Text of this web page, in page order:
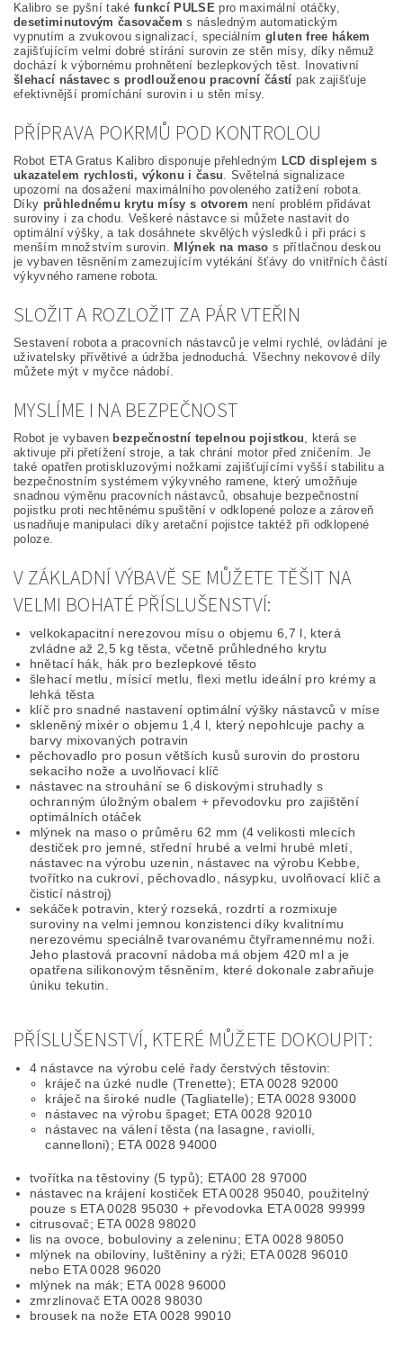
Kalibro se pyšní takéfunkcí PULSEpro maximální otáčky,
desetiminutovým časovačem s následným automatickým
vypnutím a zvukovou signalizací, speciálnímgluten free hákem
zajišťujícím velmi dobré stírání surovin ze stěn mísy, díky němuž
dochází k výbornému prohnětení bezlepkových těst. Inovativní
šlehací nástavec s prodlouženou pracovní částípak zajišťuje
efektivnější promíchání surovin i u stěn mísy.
PŘÍPRAVA POKRMŮ POD KONTROLOU
Robot ETA Gratus Kalibro disponuje přehledným LCD displejem s
ukazatelem rychlosti, výkonu i času. Světelná signalizace
upozorní na dosažení maximálního povoleného zatížení robota.
Díky průhlednému krytu mísy s otvorem není problém přidávat
suroviny i za chodu. Veškeré nástavce si můžete nastavit do
optimální výšky, a tak dosáhnete skvělých výsledků i při práci s
menším množstvím surovin. Mlýnek na maso s přítlačnou deskou
je vybaven těsněním zamezujícím vytékání šťávy do vnitřních částí
výkyvného ramene robota.
SLOŽIT A ROZLOŽIT ZA PÁR VTEŘIN
Sestavení robota a pracovních nástavců je velmi rychlé, ovládání je
uživatelsky přívětivé a údržba jednoduchá. Všechny nekovové díly
můžete mýt v myčce nádobí.
MYSLÍME I NA BEZPEČNOST
Robot je vybaven bezpečnostní tepelnou pojistkou, která se
aktivuje při přetížení stroje, a tak chrání motor před zničením. Je
také opatřen protiskluzovými nožkami zajišťujícími vyšší stabilitu a
bezpečnostním systémem výkyvného ramene, který umožňuje
snadnou výměnu pracovních nástavců, obsahuje bezpečnostní
pojistku proti nechtěnému spuštění v odklopené poloze a zároveň
usnadňuje manipulaci díky aretační pojistce taktéž při odklopené
poloze.
V ZÁKLADNÍ VÝBAVĚ SE MŮŽETE TĚŠIT NA
VELMI BOHATÉ PŘÍSLUŠENSTVÍ:
velkokapacitní nerezovou mísu o objemu 6,7 l, která
zvládne až 2,5 kg těsta, včetně průhledného krytu
hnětací hák, hák pro bezlepkové těsto
šlehací metlu, mísící metlu, flexi metlu ideální pro krémy a
lehká těsta
klíč pro snadné nastavení optimální výšky nástavců v míse
skleněný mixér o objemu 1,4 l, který nepohlcuje pachy a
barvy mixovaných potravin
pěchovadlo pro posun větších kusů surovin do prostoru
sekacího nože a uvolňovací klíč
nástavec na strouhání se 6 diskovými struhadly s
ochranným úložným obalem + převodovku pro zajištění
optimálních otáček
mlýnek na maso o průměru 62 mm (4 velikosti mlecích
destiček pro jemné, střední hrubé a velmi hrubé mletí,
nástavec na výrobu uzenin, nástavec na výrobu Kebbe,
tvořítko na cukroví, pěchovadlo, násypku, uvolňovací klíč a
čisticí nástroj)
sekáček potravin, který rozseká, rozdrtí a rozmixuje
suroviny na velmi jemnou konzistenci díky kvalitnímu
nerezovému speciálně tvarovanému čtyřramennému noži.
Jeho plastová pracovní nádoba má objem 420 ml a je
opatřena silikonovým těsněním, které dokonale zabraňuje
úniku tekutin.
PŘÍSLUŠENSTVÍ, KTERÉ MŮŽETE DOKOUPIT:
4 nástavce na výrobu celé řady čerstvých těstovin:
kráječ na úzké nudle (Trenette); ETA 0028 92000
kráječ na široké nudle (Tagliatelle); ETA 0028 93000
nástavec na výrobu špaget; ETA 0028 92010
nástavec na válení těsta (na lasagne, raviolli,
cannelloni); ETA 0028 94000
tvořítka na těstoviny (5 typů); ETA00 28 97000
nástavec na krájení kostiček ETA 0028 95040, použitelný
pouze s ETA 0028 95030 + převodovka ETA 0028 99999
citrusovač; ETA 0028 98020
lis na ovoce, bobuloviny a zeleninu; ETA 0028 98050
mlýnek na obiloviny, luštěniny a rýži; ETA 0028 96010
nebo ETA 0028 96020
mlýnek na mák; ETA 0028 96000
zmrzlinovač ETA 0028 98030
brousek na nože ETA 0028 99010